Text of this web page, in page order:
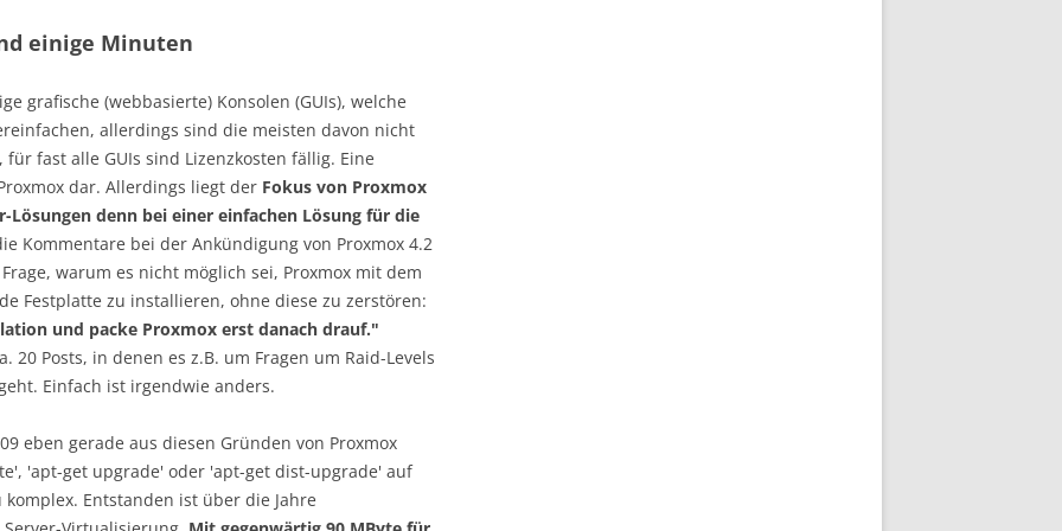
einige Minuten
grafische (webbasierte) Konsolen (GUIs), welche
allerdings sind die meisten davon nicht
fast alle GUIs sind Lizenzkosten fällig. Eine
dar. Allerdings liegt der Fokus von Proxmox
denn bei einer einfachen Lösung für die
Kommentare bei der Ankündigung von Proxmox 4.2
warum es nicht möglich sei, Proxmox mit dem
Festplatte zu installieren, ohne diese zu zerstören:
und packe Proxmox erst danach drauf."
20 Posts, in denen es z.B. um Fragen um Raid-Levels
Einfach ist irgendwie anders.
eben gerade aus diesen Gründen von Proxmox
'apt-get upgrade' oder 'apt-get dist-upgrade' auf
Entstanden ist über die Jahre